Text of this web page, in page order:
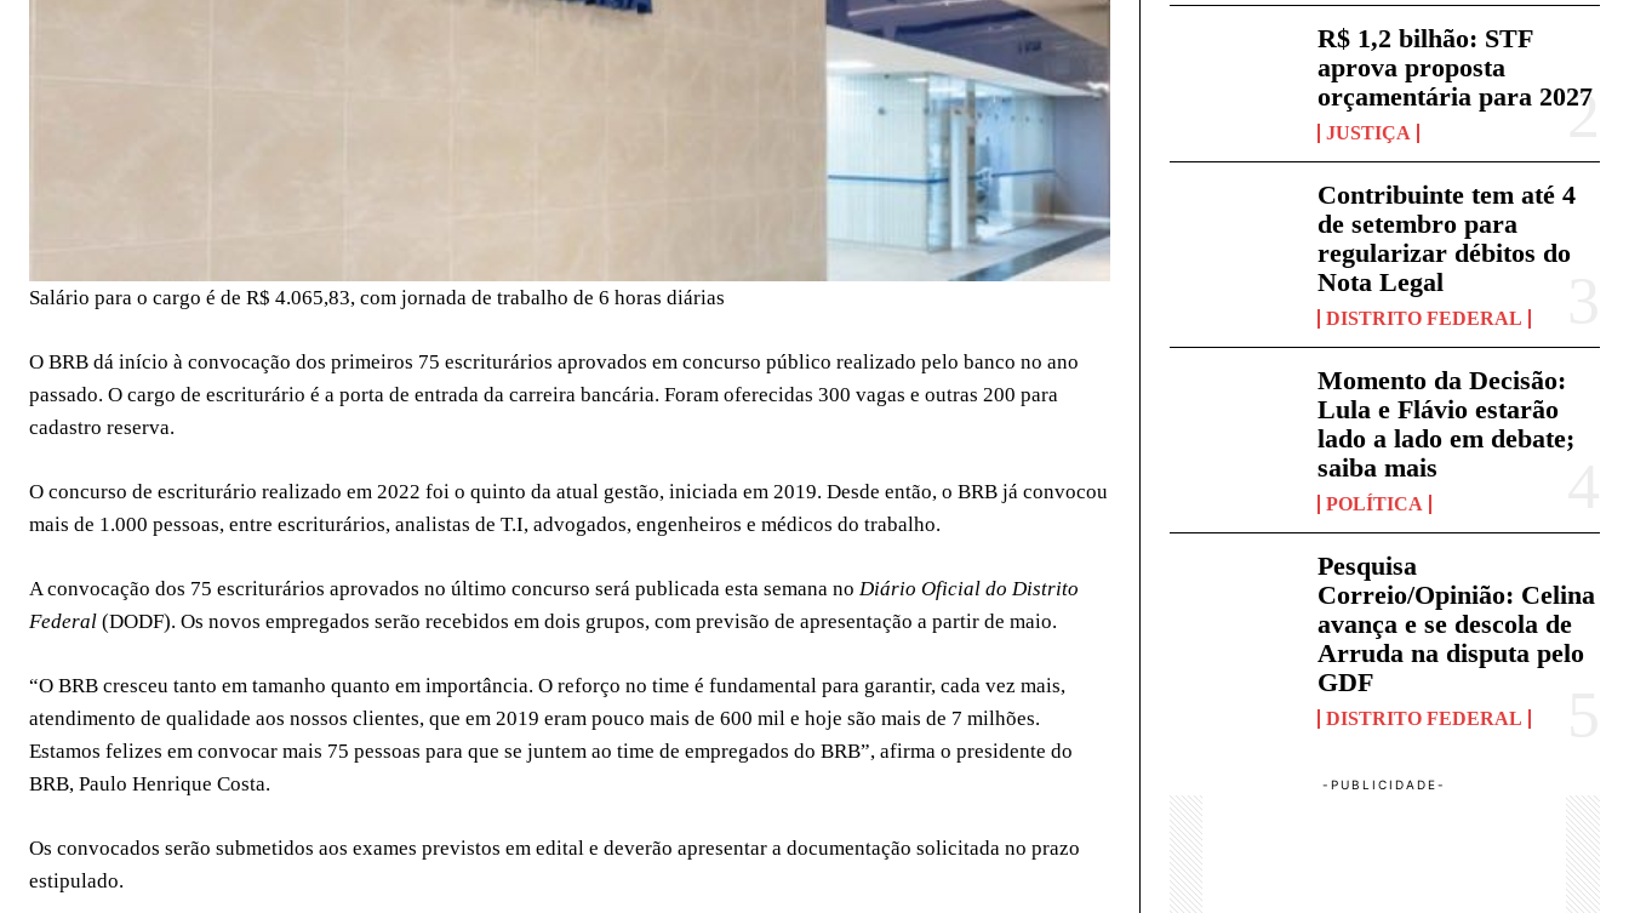
Salário para o cargo é de R$ 4.065,83, com jornada de trabalho de 6 horas diárias
O BRB dá início à convocação dos primeiros 75 escriturários aprovados em concurso público realizado pelo banco no ano
passado. O cargo de escriturário é a porta de entrada da carreira bancária. Foram oferecidas 300 vagas e outras 200 para
cadastro reserva.
O concurso de escriturário realizado em 2022 foi o quinto da atual gestão, iniciada em 2019. Desde então, o BRB já convocou
mais de 1.000 pessoas, entre escriturários, analistas de T.I, advogados, engenheiros e médicos do trabalho.
A convocação dos 75 escriturários aprovados no último concurso será publicada esta semana no Diário Oficial do Distrito
Federal (DODF). Os novos empregados serão recebidos em dois grupos, com previsão de apresentação a partir de maio.
“O BRB cresceu tanto em tamanho quanto em importância. O reforço no time é fundamental para garantir, cada vez mais,
atendimento de qualidade aos nossos clientes, que em 2019 eram pouco mais de 600 mil e hoje são mais de 7 milhões.
Estamos felizes em convocar mais 75 pessoas para que se juntem ao time de empregados do BRB”, afirma o presidente do
BRB, Paulo Henrique Costa.
Os convocados serão submetidos aos exames previstos em edital e deverão apresentar a documentação solicitada no prazo
estipulado.
R$ 1,2 bilhão: STF
aprova proposta
orçamentária para 2027
JUSTIÇA
Contribuinte tem até 4
de setembro para
regularizar débitos do
Nota Legal
DISTRITO FEDERAL
Momento da Decisão:
Lula e Flávio estarão
lado a lado em debate;
saiba mais
POLÍTICA
Pesquisa
Correio/Opinião: Celina
avança e se descola de
Arruda na disputa pelo
GDF
DISTRITO FEDERAL